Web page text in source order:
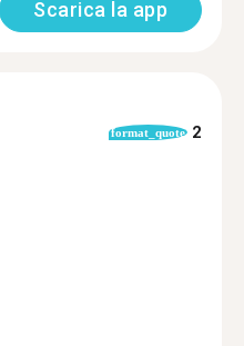
Scarica la app
format_quote 2